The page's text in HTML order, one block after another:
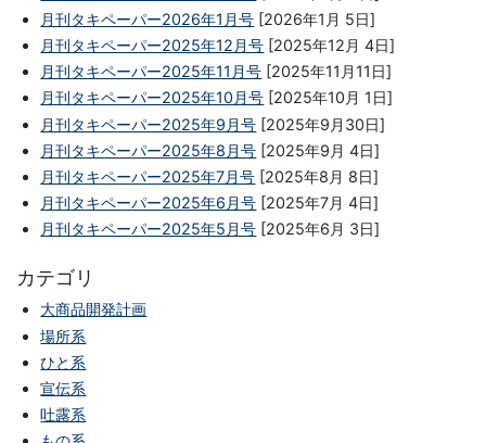
月刊タキペーパー2026年1月号 [2026年1月 5日]
月刊タキペーパー2025年12月号 [2025年12月 4日]
月刊タキペーパー2025年11月号 [2025年11月11日]
月刊タキペーパー2025年10月号 [2025年10月 1日]
月刊タキペーパー2025年9月号 [2025年9月30日]
月刊タキペーパー2025年8月号 [2025年9月 4日]
月刊タキペーパー2025年7月号 [2025年8月 8日]
月刊タキペーパー2025年6月号 [2025年7月 4日]
月刊タキペーパー2025年5月号 [2025年6月 3日]
カテゴリ
大商品開発計画
場所系
ひと系
宣伝系
吐露系